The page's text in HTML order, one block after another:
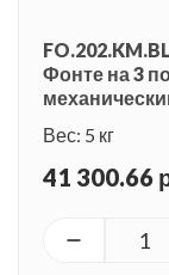
Фонте на 3
Вес: 5 кг
41 300.66